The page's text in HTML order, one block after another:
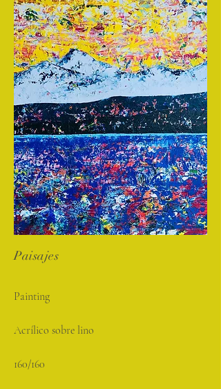
Paisajes
Painting
Acrílico sobre lino
160/160